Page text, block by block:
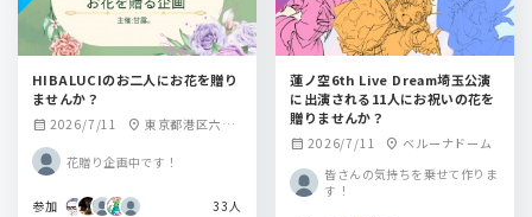
HIBALUCIのお二人にお花を贈り
ませんか？
calendar_month 2026/7/11 location_on 東京都港区六本
六本木Gmビル B1F
花贈り企画中です！
参加 33人
蓮ノ空6th Live Dream埼玉公演
に出演される11人にお祝いの花を
贈りませんか？
calendar_month 2026/7/11 location_on ベルーナドーム
皆さんの気持ちを乗せて作りま
す！